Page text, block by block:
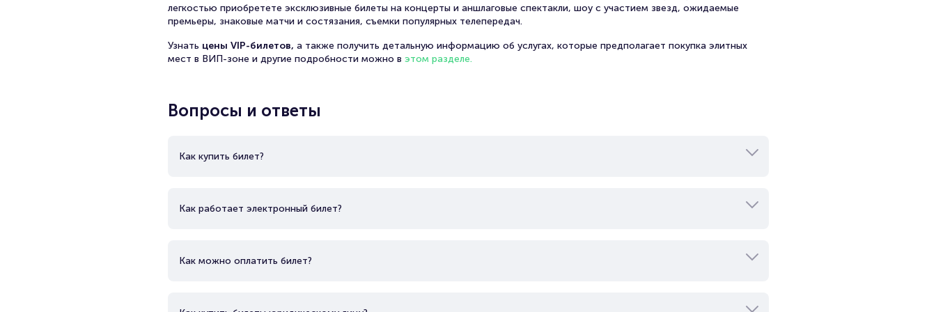
интересным экспериментом, нежели полноценной карьерой. Она подчеркнула, что
в театре подготовка к ролям всегда более тщательная, тогда как современные
Татьяна замужем за Сергеем Власовым, актёром Ростовского театра драмы имени
Её театральные роли включают: Тео Фелт — «Вниз с горы Морган» (А. Миллер); Она
легкостью приобретете эксклюзивные билеты на концерты и аншлаговые спектакли, шоу с участием звезд, ожидаемые
премьеры, знаковые матчи и состязания, съемки популярных телепередач.
Узнать цены VIP-билетов, а также получить детальную информацию об услугах, которые предполагает покупка элитных
мест в ВИП-зоне и другие подробности можно в этом разделе.
Вопросы и ответы
Как купить билет?
Как работает электронный билет?
Как можно оплатить билет?